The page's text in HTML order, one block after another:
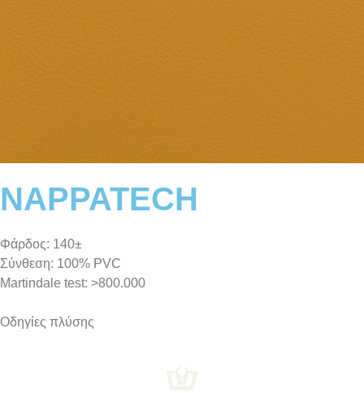
NAPPATECH
Φάρδος: 140±
Σύνθεση: 100% PVC
Martindale test: >800.000
Οδηγίες πλύσης